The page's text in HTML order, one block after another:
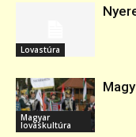
Lovastúra
Magyar
lovaskultúra